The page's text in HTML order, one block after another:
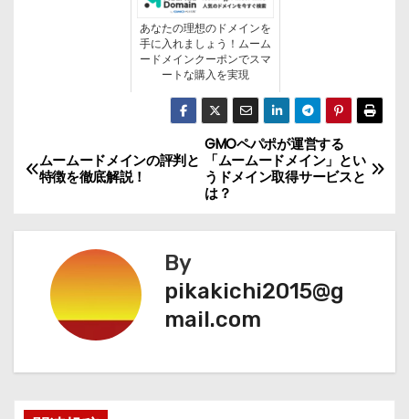
あなたの理想のドメインを
手に入れましょう！ムーム
ードメインクーポンでスマ
ートな購入を実現
投
稿
ナ
ビ
ゲ
シ
GMOペパポが運営する
「ムームードメイン」とい
うドメイン取得サービスと
は？
ムームードメインの評判と
特徴を徹底解説！
By
pikakichi2015@g
mail.com